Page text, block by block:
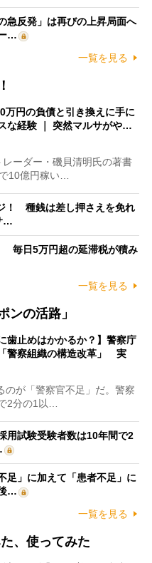
急反発」は再びの上昇局面へ
…
一覧を見る
万円の負債と引き換えに手に
な経験 ｜ 突然マルサがや…
ーダー・磯貝清明氏の著書
10億円稼い…
！ 種銭は差し押さえを免れ
…
毎日5万円超の延滞税が積み
一覧を見る
ンの活路」
歯止めはかかるか？】警察庁
警察組織の構造改革」 実
が「警察官不足」だ。警察
2分の1以…
用試験受験者数は10年間で2
足」に加えて「患者不足」に
…
一覧を見る
、使ってみた